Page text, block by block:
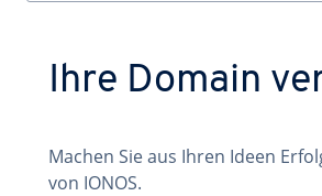
Ihre Domain
Machen Sie aus Ihren Ideen
von IONOS.